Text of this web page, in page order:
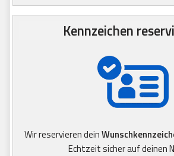
Kennzeichen
Wir reservieren dein
Echtzeit sicher auf deinen